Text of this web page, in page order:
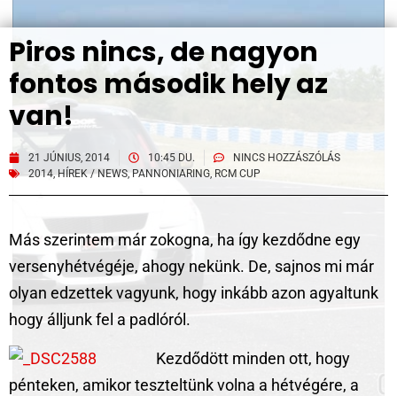
Piros nincs, de nagyon
fontos második hely az
van!
21 JÚNIUS, 2014 10:45 DU.
NINCS HOZZÁSZÓLÁS
2014,HÍREK / NEWS,PANNONIARING, RCM CUP
Más szerintem már zokogna, ha így kezdődne egy
versenyhétvégéje, ahogy nekünk. De, sajnos mi már
olyan edzettek vagyunk, hogy inkább azon agyaltunk
hogy álljunk fel a padlóról.
Kezdődött minden ott, hogy
pénteken, amikor teszteltünk volna a hétvégére, a